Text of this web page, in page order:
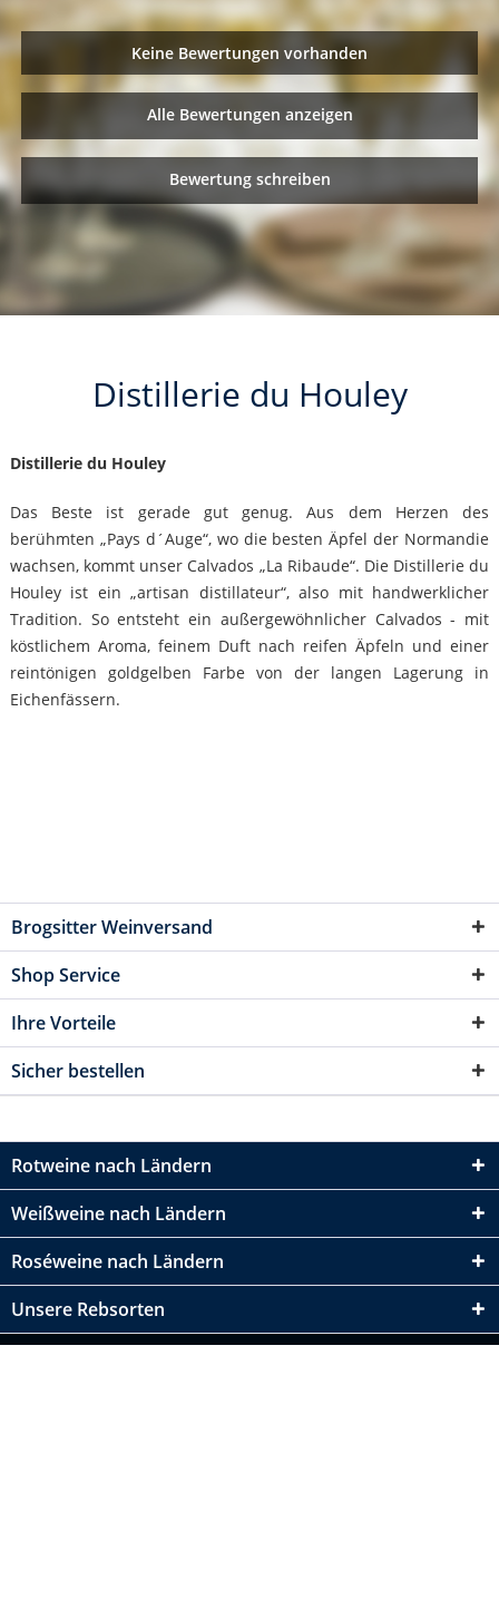
Keine Bewertungen vorhanden
Alle Bewertungen anzeigen
Bewertung schreiben
Distillerie du Houley
Distillerie du Houley
Das Beste ist gerade gut genug. Aus dem Herzen des
berühmten „Pays d´Auge“, wo die besten Äpfel der Normandie
wachsen, kommt unser Calvados „La Ribaude“. Die Distillerie du
Houley ist ein „artisan distillateur“, also mit handwerklicher
Tradition. So entsteht ein außergewöhnlicher Calvados - mit
köstlichem Aroma, feinem Duft nach reifen Äpfeln und einer
reintönigen goldgelben Farbe von der langen Lagerung in
Eichenfässern.
Brogsitter Weinversand
Shop Service
Ihre Vorteile
Sicher bestellen
Rotweine nach Ländern
Weißweine nach Ländern
Roséweine nach Ländern
Unsere Rebsorten